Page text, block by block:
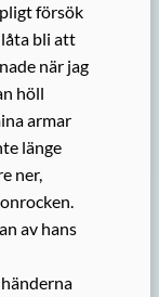
försök
låta bli att
när jag
höll
armar
länge
ner,
av hans